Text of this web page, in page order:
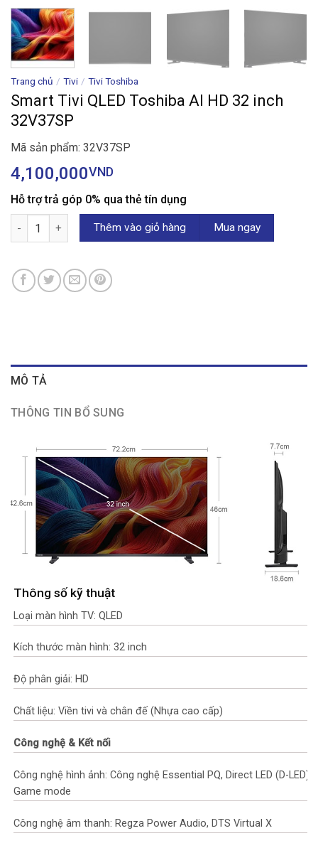
Trang chủ / Tivi / Tivi Toshiba
Smart Tivi QLED Toshiba AI HD 32 inch
32V37SP
Mã sản phẩm: 32V37SP
4,100,000VND
Hỗ trợ trả góp 0% qua thẻ tín dụng
Smart Tivi QLED Toshiba AI HD 32 inch 32V37SP số lượng
Thêm vào giỏ hàng Mua ngay
MÔ TẢ
THÔNG TIN BỔ SUNG
Thông số kỹ thuật
Loại màn hình TV: QLED
Kích thước màn hình: 32 inch
Độ phân giải: HD
Chất liệu: Viền tivi và chân đế (Nhựa cao cấp)
Công nghệ & Kết nối
Công nghệ hình ảnh: Công nghệ Essential PQ, Direct LED (D-LED),
Game mode
Công nghệ âm thanh: Regza Power Audio, DTS Virtual X